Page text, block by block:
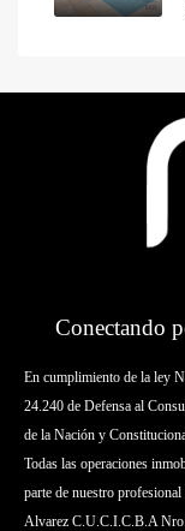
Conectando
En cumplimiento de la ley
24.240 de Defensa al
de la Nación y
Todas las operaciones
parte de nuestro
Alvarez C.U.C.I.C.B.A